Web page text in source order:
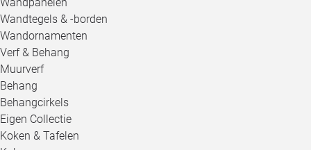
Wandtegels & -borden
Wandornamenten
Verf & Behang
Muurverf
Behang
Behangcirkels
Eigen Collectie
Koken & Tafelen